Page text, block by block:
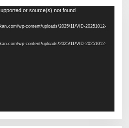
or source(s) not found
wp-content/uploads/2025/11/VID-20251012-
wp-content/uploads/2025/11/VID-20251012-